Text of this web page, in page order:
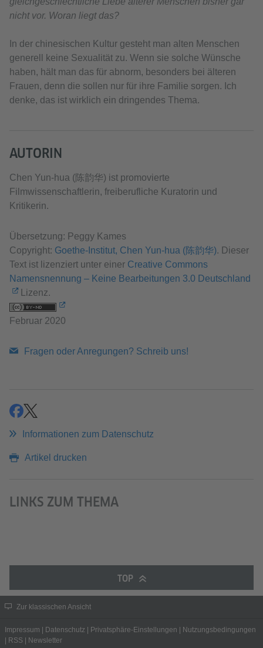
nicht vor. Woran liegt das?
In der chinesischen Kultur gesteht man alten Menschen
generell keine Sexualität zu. Wenn sie solche Wünsche
haben, hält man das für abnorm, besonders bei älteren
Frauen, denn die sollen nur für ihre Familie sorgen. Ich
denke, das ist wirklich ein dringendes Thema.
AUTORIN
Chen Yun-hua (陈韵华) ist promovierte
Filmwissenschaftlerin, freiberufliche Kuratorin und
Kritikerin.
Übersetzung: Peggy Kames
Copyright: Goethe-Institut, Chen Yun-hua (陈韵华). Dieser
Text ist lizenziert unter einer Creative Commons
Namensnennung – Keine Bearbeitungen 3.0 Deutschland
Lizenz.
Februar 2020
Fragen oder Anregungen? Schreib uns!
teilenteilen
Informationen zum Datenschutz
Artikel drucken
LINKS ZUM THEMA
TOP
Zur klassischen Ansicht
Impressum | Datenschutz | Privatsphäre-Einstellungen | Nutzungsbedingungen
| RSS | Newsletter